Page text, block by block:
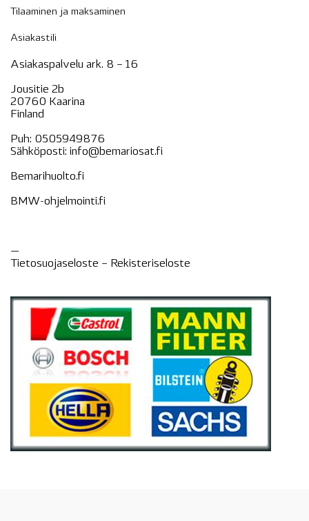
Tilaaminen ja maksaminen
Asiakastili
Asiakaspalvelu ark. 8 – 16
Jousitie 2b
20760 Kaarina
Finland
Puh: 0505949876
Sähköposti: info@bemariosat.fi
Bemarihuolto.fi
BMW-ohjelmointi.fi
—
Tietosuojaseloste – Rekisteriseloste